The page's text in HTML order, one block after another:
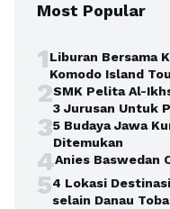
Most Popular
1Liburan Bersama
Komodo Island
2SMK Pelita Al-
3 Jurusan Untuk
35 Budaya Jawa
Ditemukan
4Anies Baswedan
54 Lokasi
selain Danau Toba